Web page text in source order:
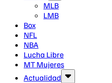
MLB
LMB
Box
NFL
NBA
Lucha Libre
MT Mujeres
Actualidad